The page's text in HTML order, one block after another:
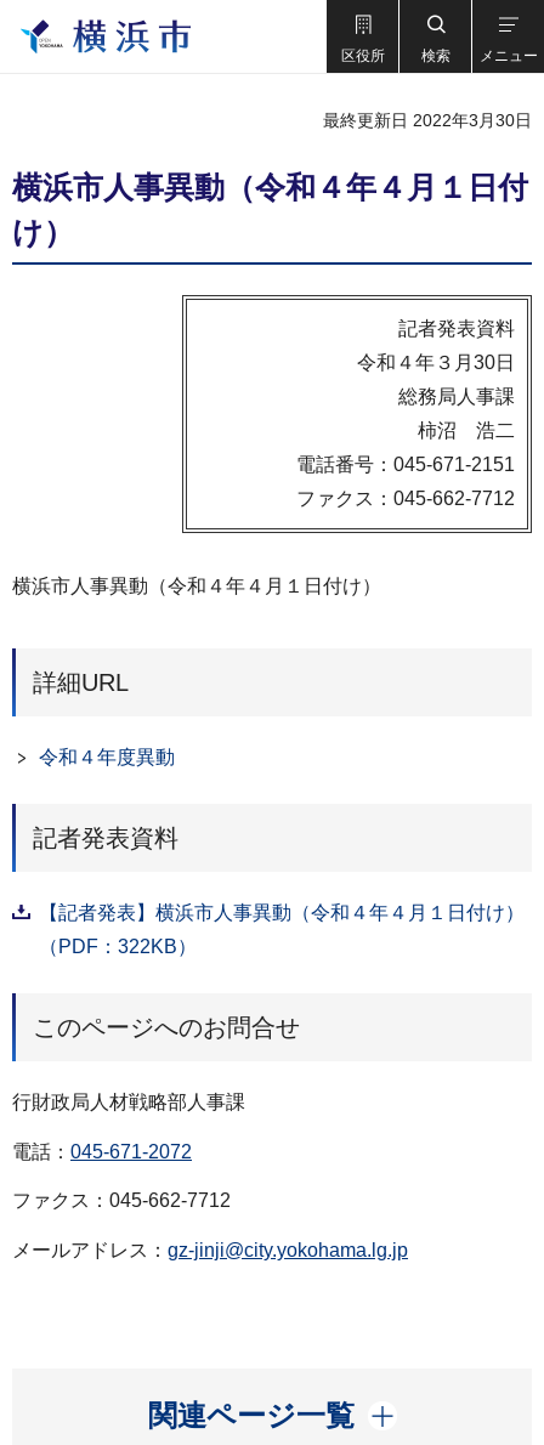
区役所 検索 メニュー
最終更新日 2022年3月30日
横浜市人事異動（令和４年４月１日付
け）
記者発表資料
令和４年３月30日
総務局人事課
柿沼 浩二
電話番号：045-671-2151
ファクス：045-662-7712
横浜市人事異動（令和４年４月１日付け）
詳細URL
令和４年度異動
記者発表資料
【記者発表】横浜市人事異動（令和４年４月１日付け）
（PDF：322KB）
このページへのお問合せ
行財政局人材戦略部人事課
電話： 045-671-2072
ファクス：045-662-7712
メールアドレス： gz-jinji@city.yokohama.lg.jp
関連ページ一覧
開く